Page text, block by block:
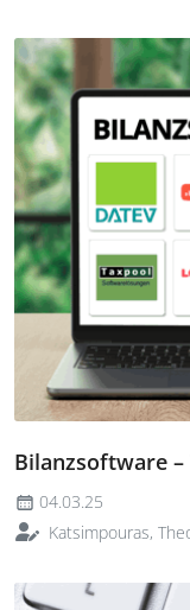
Bilanzsoftware
04.03.25
Katsimpouras,